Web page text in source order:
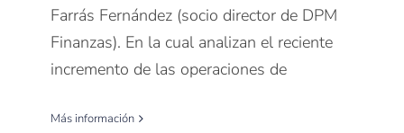
Farrás Fernández (socio director de DPM
Finanzas). En la cual analizan el reciente
incremento de las operaciones de
Más información